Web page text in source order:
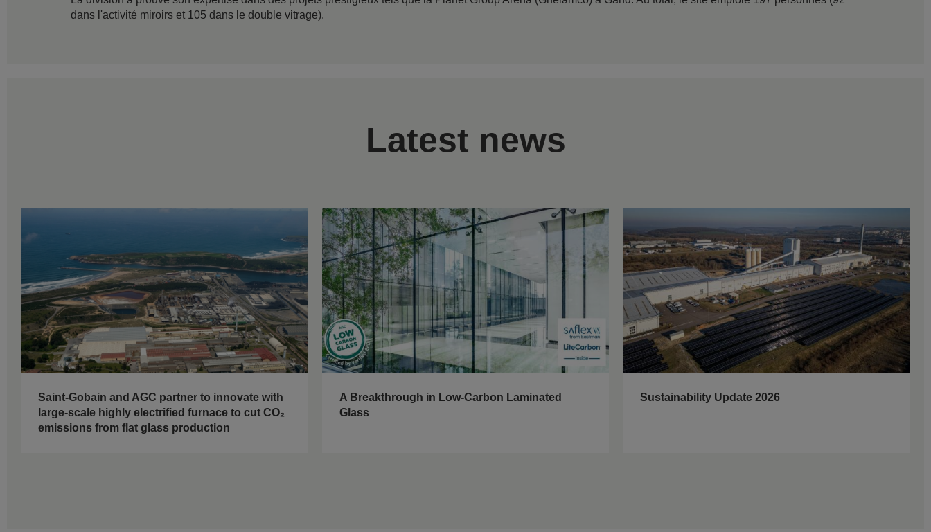
dans l'activité miroirs et 105 dans le double vitrage).
Latest news
Saint-Gobain and AGC partner to innovate with
large-scale highly electrified furnace to cut CO₂
emissions from flat glass production
A Breakthrough in Low-Carbon Laminated
Glass
Sustainability Update 2026